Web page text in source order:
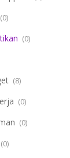
(0)
(0)
(8)
(0)
(0)
(0)